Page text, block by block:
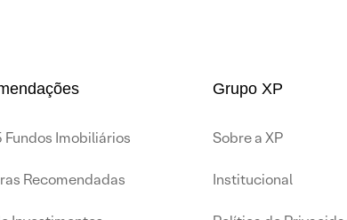
Fundos Imobiliários
Recomendadas
Grupo XP
Sobre a XP
Institucional